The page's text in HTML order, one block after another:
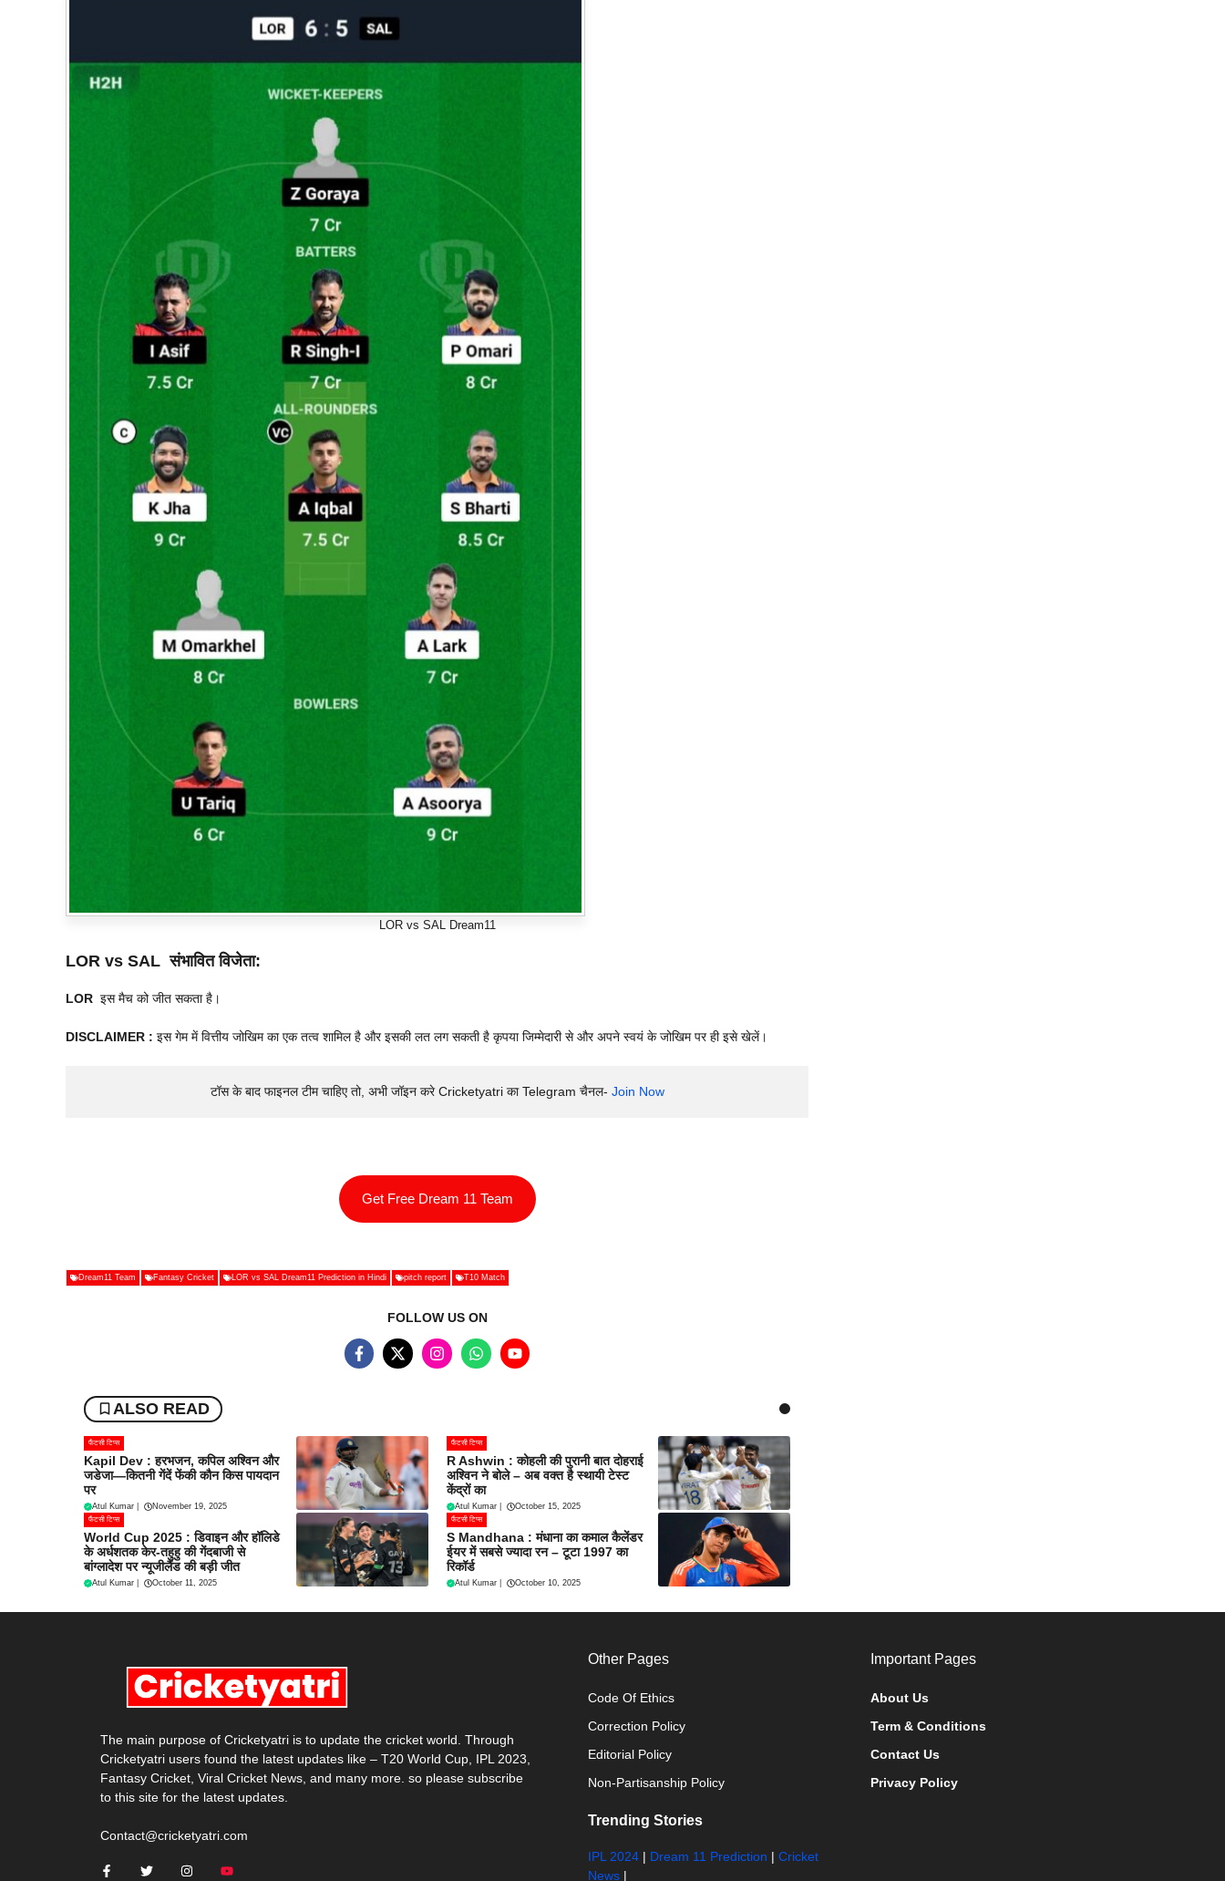
LOR vs SAL Dream11
LOR vs SALसंभावित विजेता:
LOR इस मैच को जीत सकता है।
DISCLAIMER : इस गेम में वित्तीय जोखिम का एक तत्व शामिल है और इसकी लत लग सकती है कृपया जिम्मेदारी से और अपने स्वयं के जोखिम पर ही इसे खेलें।
टॉस के बाद फाइनल टीम चाहिए तो, अभी जॉइन करे Cricketyatri का Telegram चैनल- Join Now
Get Free Dream 11 Team
Dream11 Team Fantasy Cricket LOR vs SAL Dream11 Prediction in Hindi pitch report T10 Match
FOLLOW US ON
ALSO READ
फैंटसी टिप्स
Kapil Dev : हरभजन, कपिल अश्विन और
जडेजा—कितनी गेंदें फेंकी कौन किस पायदान
पर
Atul Kumar November 19, 2025
फैंटसी टिप्स
R Ashwin : कोहली की पुरानी बात दोहराई
अश्विन ने बोले – अब वक्त है स्थायी टेस्ट
केंद्रों का
Atul Kumar October 15, 2025
फैंटसी टिप्स
World Cup 2025 : डिवाइन और हॉलिडे
के अर्धशतक केर-तहुहु की गेंदबाजी से
बांग्लादेश पर न्यूजीलैंड की बड़ी जीत
Atul Kumar October 11, 2025
फैंटसी टिप्स
S Mandhana : मंधाना का कमाल कैलेंडर
ईयर में सबसे ज्यादा रन – टूटा 1997 का
रिकॉर्ड
Atul Kumar October 10, 2025
The main purpose of Cricketyatri is to update the cricket world. Through
Cricketyatri users found the latest updates like – T20 World Cup, IPL 2023,
Fantasy Cricket, Viral Cricket News, and many more. so please subscribe
to this site for the latest updates.
Contact@cricketyatri.com
Other Pages
Code Of Ethics
Correction Policy
Editorial Policy
Non-Partisanship Policy
Trending Stories
IPL 2024 | Dream 11 Prediction |Cricket
News |
Important Pages
About Us
Term & Conditions
Contact Us
Privacy Policy